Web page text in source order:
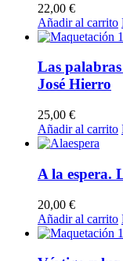
22,00 €
Añadir al carrito
Las
José Hierro
25,00 €
Añadir al carrito
A la espera.
20,00 €
Añadir al carrito